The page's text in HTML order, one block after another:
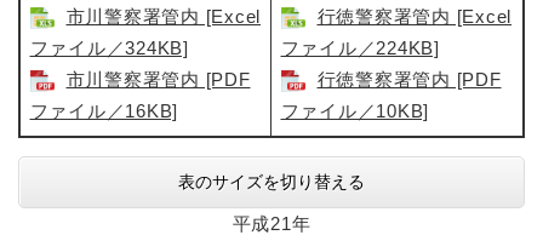
市川警察署管内 [Excel
ファイル／324KB]
市川警察署管内​ [PDF
ファイル／16KB]
行徳警察署管内 [Excel
ファイル／224KB]
行徳警察署管内​ [PDF
ファイル／10KB]
表のサイズを切り替える
平成21年